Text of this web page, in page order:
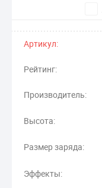
Артикул:
Рейтинг:
Производитель:
Высота:
Размер заряда:
Эффекты: